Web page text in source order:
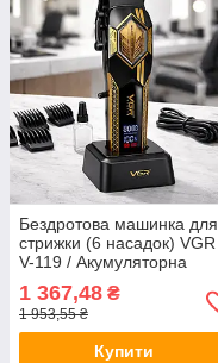
Бездротова машинка для
стрижки (6 насадок) VGR
V-119 / Акумуляторна
машинка для стрижки /
Тример для стрижки
волосся
1 367,48 ₴
1 953,55 ₴
Купити